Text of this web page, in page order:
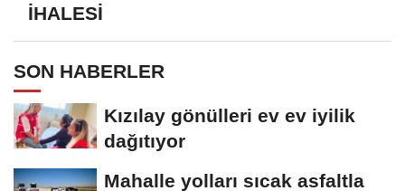
İHALESİ
SON HABERLER
Kızılay gönülleri ev ev iyilik
dağıtıyor
Mahalle yolları sıcak asfaltla